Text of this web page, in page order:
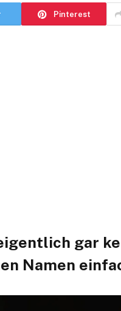
Pinterest
gar
Namen